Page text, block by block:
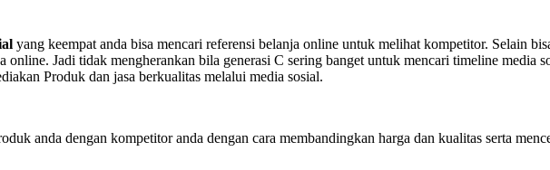
yang keempat anda bisa mencari referensi belanja online untuk melihat kompetitor. Selain
Jadi tidak mengherankan bila generasi C sering banget untuk mencari timeline media
Produk dan jasa berkualitas melalui media sosial.
anda dengan kompetitor anda dengan cara membandingkan harga dan kualitas serta